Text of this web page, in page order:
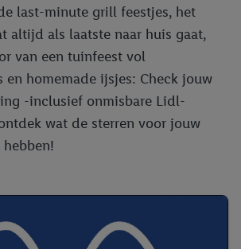
last-minute grill feestjes, het
altijd als laatste naar huis gaat,
van een tuinfeest vol
en homemade ijsjes: Check jouw
-inclusief onmisbare Lidl-
wat de sterren voor jouw